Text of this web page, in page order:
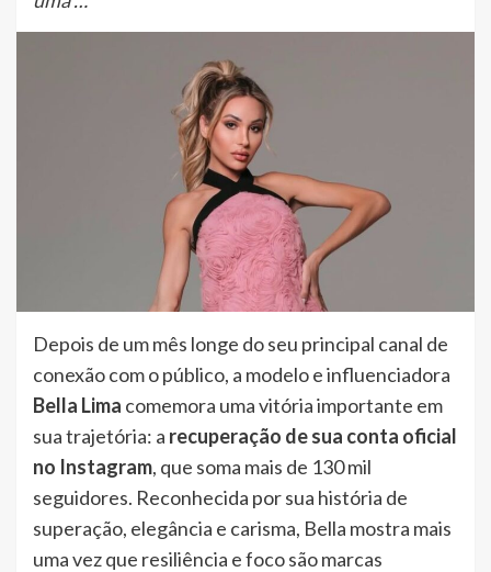
Depois de um mês longe do seu principal canal de
conexão com o público, a modelo e influenciadora
Bella Lima comemora uma vitória importante em
sua trajetória: a recuperação de sua conta oficial
no Instagram, que soma mais de 130 mil
seguidores. Reconhecida por sua história de
superação, elegância e carisma, Bella mostra mais
uma vez que resiliência e foco são marcas